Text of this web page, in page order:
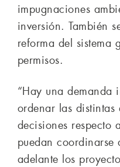
impugnaciones
inversión. También
reforma del sistema
permisos.
“Hay una demanda
ordenar las distintas
decisiones respecto
puedan coordinarse
adelante los